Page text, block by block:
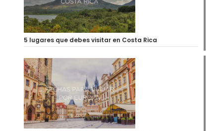
5 lugares que debes visitar en Costa Rica